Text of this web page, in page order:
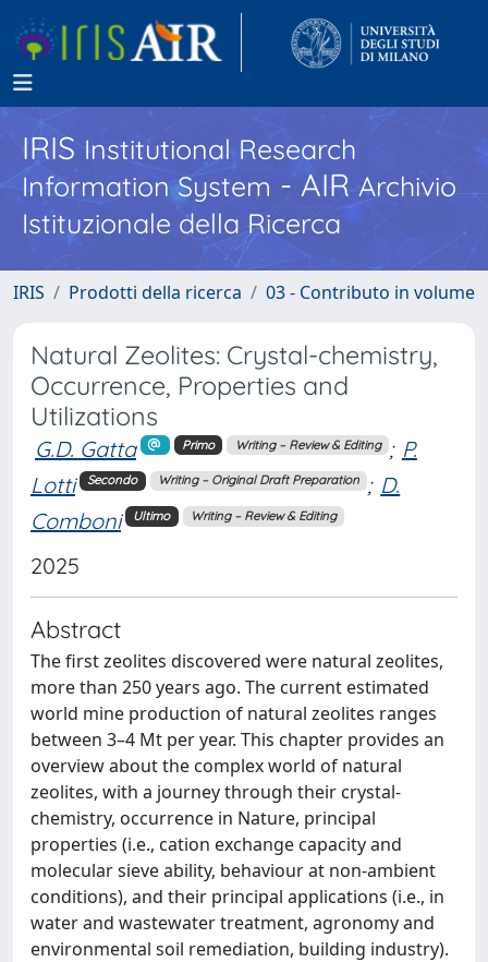
IRISInstitutional Research
Information System - AIR Archivio
Istituzionale della Ricerca
IRIS Prodotti della ricerca 03 - Contributo in volume
Natural Zeolites: Crystal-chemistry,
Occurrence, Properties and
Utilizations
G.D. Gatta Primo Writing – Review & Editing ; P.
Lotti
Secondo Writing – Original Draft Preparation ; D.
Comboni
Ultimo Writing – Review & Editing
2025
Abstract
The first zeolites discovered were natural zeolites,
more than 250 years ago. The current estimated
world mine production of natural zeolites ranges
between 3–4 Mt per year. This chapter provides an
overview about the complex world of natural
zeolites, with a journey through their crystal-
chemistry, occurrence in Nature, principal
properties (i.e., cation exchange capacity and
molecular sieve ability, behaviour at non-ambient
conditions), and their principal applications (i.e., in
water and wastewater treatment, agronomy and
environmental soil remediation, building industry).